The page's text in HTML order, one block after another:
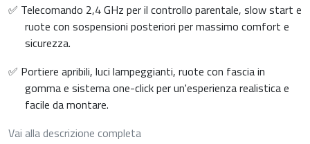
✅ Telecomando 2,4 GHz per il controllo parentale, slow start e
ruote con sospensioni posteriori per massimo comfort e
sicurezza.
✅ Portiere apribili, luci lampeggianti, ruote con fascia in
gomma e sistema one-click per un'esperienza realistica e
facile da montare.
Vai alla descrizione completa